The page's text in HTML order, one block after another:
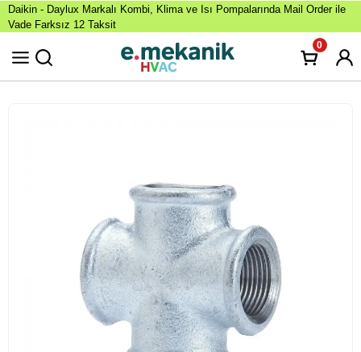
Daikin - Daylux Markalı Kombi, Klima ve Isı Pompalarında Mail Order ile
Vade Farksız 12 Taksit
0